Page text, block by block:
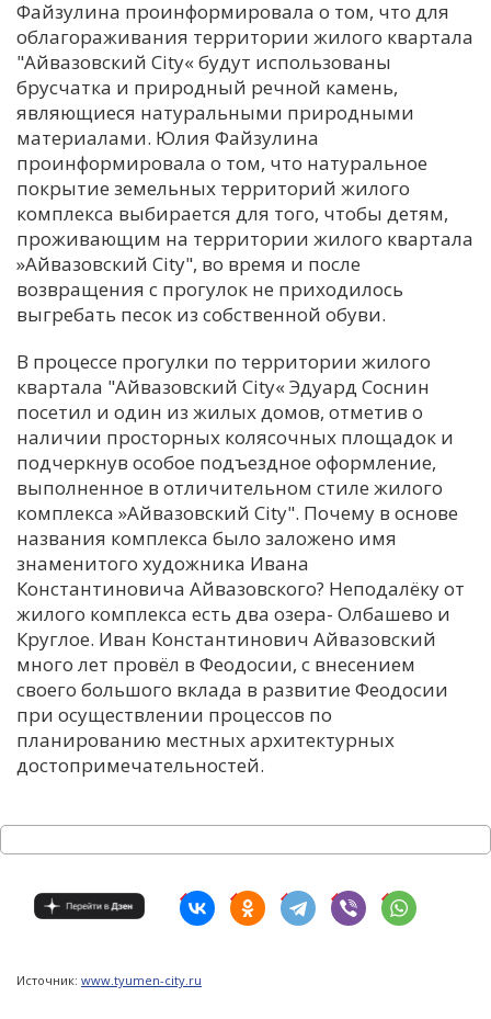
Файзулина проинформировала о том, что для
облагораживания территории жилого квартала
"Айвазовский City« будут использованы
брусчатка и природный речной камень,
являющиеся натуральными природными
материалами. Юлия Файзулина
проинформировала о том, что натуральное
покрытие земельных территорий жилого
комплекса выбирается для того, чтобы детям,
проживающим на территории жилого квартала
»Айвазовский City", во время и после
возвращения с прогулок не приходилось
выгребать песок из собственной обуви.
В процессе прогулки по территории жилого
квартала "Айвазовский City« Эдуард Соснин
посетил и один из жилых домов, отметив о
наличии просторных колясочных площадок и
подчеркнув особое подъездное оформление,
выполненное в отличительном стиле жилого
комплекса »Айвазовский City". Почему в основе
названия комплекса было заложено имя
знаменитого художника Ивана
Константиновича Айвазовского? Неподалёку от
жилого комплекса есть два озера- Олбашево и
Круглое. Иван Константинович Айвазовский
много лет провёл в Феодосии, с внесением
своего большого вклада в развитие Феодосии
при осуществлении процессов по
планированию местных архитектурных
достопримечательностей.
Источник: www.tyumen-city.ru